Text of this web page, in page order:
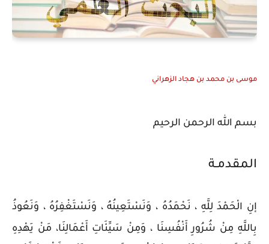
موسى بن محمد بن هجاد الزهراني
بسم الله الرحمن الرحيم
المقدمـة
إنِ الْحَمْدَ لِلَّهِ ، نَحْمَدُهُ ، وَنَسْتَعِينُهُ ، وَنَسْتَغْفِرُهُ ، وَنَعُوذُ
بِاللَّهِ مِنْ شُرُورِ أَنْفُسِنَا ، وَمِنْ سَيِّئَاتِ أَعْمَالِنَا، مَنْ يَهْدِهِ